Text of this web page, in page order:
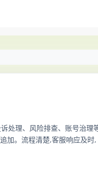
理、风险排查、账号治理
加。流程清楚,客服响应及时,